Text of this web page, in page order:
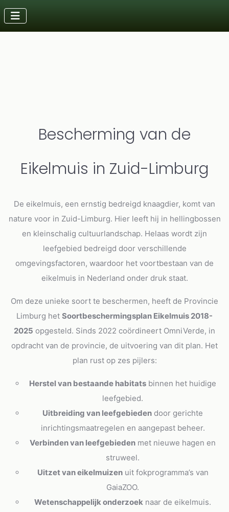
Bescherming van de
Eikelmuis in Zuid-Limburg
De eikelmuis, een ernstig bedreigd knaagdier, komt van
nature voor in Zuid-Limburg. Hier leeft hij in hellingbossen
en kleinschalig cultuurlandschap. Helaas wordt zijn
leefgebied bedreigd door verschillende
omgevingsfactoren, waardoor het voortbestaan van de
eikelmuis in Nederland onder druk staat.
Om deze unieke soort te beschermen, heeft de Provincie
Limburg het Soortbeschermingsplan Eikelmuis 2018-
2025 opgesteld. Sinds 2022 coördineert OmniVerde, in
opdracht van de provincie, de uitvoering van dit plan. Het
plan rust op zes pijlers:
Herstel van bestaande habitats binnen het huidige
leefgebied.
Uitbreiding van leefgebieden door gerichte
inrichtingsmaatregelen en aangepast beheer.
Verbinden van leefgebieden met nieuwe hagen en
struweel.
Uitzet van eikelmuizenuit fokprogramma’s van
GaiaZOO.
Wetenschappelijk onderzoek naar de eikelmuis.